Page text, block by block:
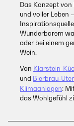
Das Konzept
und voller Leben
Wunderbarem
oder bei einem
Wein.
Von Klarstein-
und Bierbrau-
Klimaanlagen:
das Wohlgefühl